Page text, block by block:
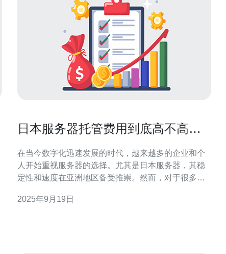
日本服务器托管费用到底高不高，
在当今数字化迅速发展的时代，越来越多的企业和个
人开始重视服务器的选择。尤其是日本服务器，其稳
定性和速度在亚洲地区备受推崇。然而，对于很多用
本服务器托管费用到底高不高？在选择时我们又应该
2025年9月19日